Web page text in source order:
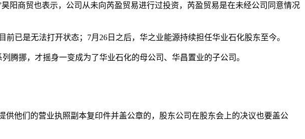
阳商贸也表示，公司从未向芮盈贸易进行过投资，芮盈贸易是在未经公司同意情况
已是无法打开状态；7月26日之后，华之业能源持续担任华业石化股东至今。
腾挪，才摇身一变成为了华业石化的母公司、华昌置业的子公司。
他们的营业执照副本复印件并盖公章的，股东公司在股东会上的决议也要盖公